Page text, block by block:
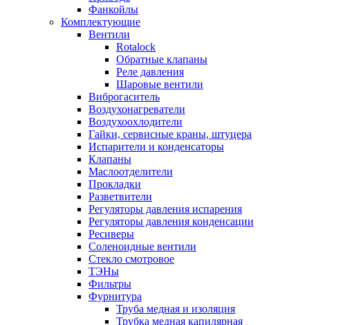
Фанкойлы
Комплектующие
Вентили
Rotalock
Обратные клапаны
Реле давления
Шаровые вентили
Виброгаситель
Воздухонагреватели
Воздухоохлодители
Гайки, сервисные краны, штуцера
Испарители и конденсаторы
Клапаны
Маслоотделители
Прокладки
Разветвители
Регуляторы давления испарения
Регуляторы давления конденсации
Ресиверы
Соленоидные вентили
Стекло смотровое
ТЭНы
Фильтры
Фурнитура
Труба медная и изоляция
Трубка медная капилярная